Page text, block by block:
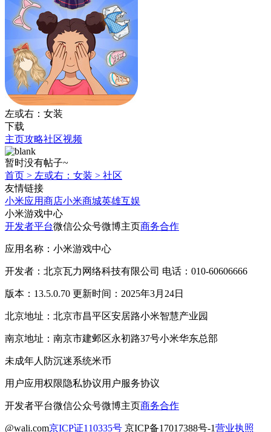
左或右：女装
下载
主页攻略社区视频
暂时没有帖子~
首页 > 左或右：女装 > 社区
友情链接
小米应用商店小米商城英雄互娱
小米游戏中心
开发者平台微信公众号微博主页商务合作
应用名称：小米游戏中心
开发者：北京瓦力网络科技有限公司 电话：010-60606666
版本：13.5.0.70 更新时间：2025年3月24日
北京地址：北京市昌平区安居路小米智慧产业园
南京地址：南京市建邺区永初路37号小米华东总部
未成年人防沉迷系统米币
用户应用权限隐私协议用户服务协议
开发者平台微信公众号微博主页商务合作
@wali.com京ICP证110335号 京ICP备17017388号-1营业执照